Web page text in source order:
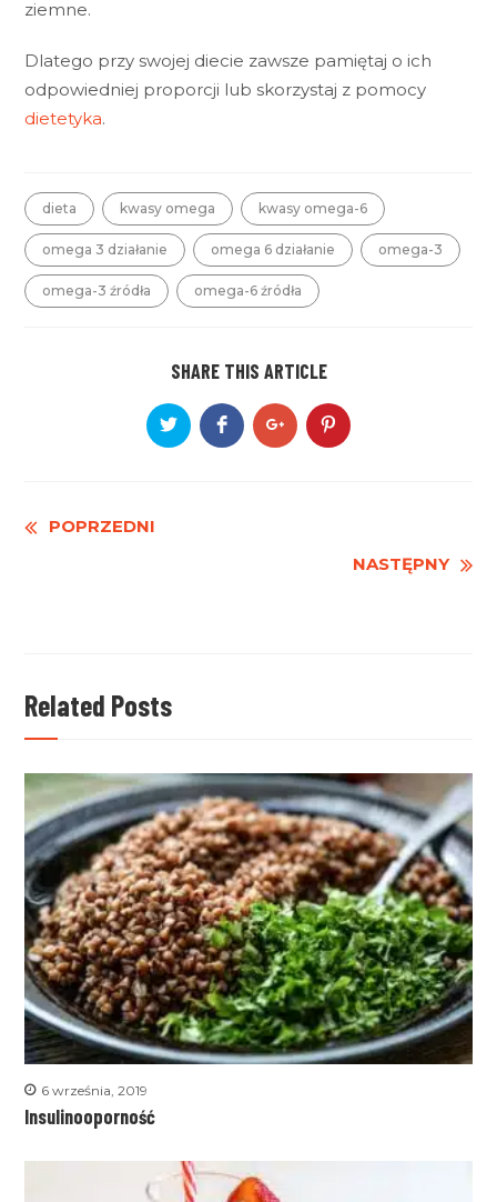
ziemne.
Dlatego przy swojej diecie zawsze pamiętaj o ich
odpowiedniej proporcji lub skorzystaj z pomocy
dietetyka.
dieta kwasy omega kwasy omega-6
omega 3 działanie omega 6 działanie omega-3
omega-3 źródła omega-6 źródła
SHARE THIS ARTICLE
Czytaj
POPRZEDNI
NASTĘPNY
Related Posts
6 września, 2019
Insulinooporność